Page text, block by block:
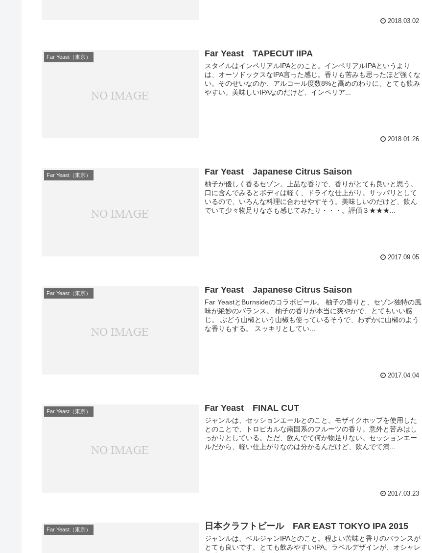
2018.03.02
Far Yeast（東京） Far Yeast TAPECUT IIPA
スタイルはインペリアルIPAとのこと。インペリアルIPAというより
は、オーソドックスなIPA言った感じ。香りも苦みも思ったほど強くな
い。そのせいなのか、アルコール度数8%と高めのわりに、とても飲み
やすい。美味しいIPAなのだけど、インペリア...
2018.01.26
Far Yeast（東京） Far Yeast Japanese Citrus Saison
柚子が優しく香るセゾン。上品な香りで、香りがとても良いと思う。
口に含んでみるとボディは軽く、ドライな仕上がり。サッパリとして
いるので、いろんな料理に合わせやすそう。美味しいのだけど、飲ん
でいて少々物足りなさも感じてみたり・・・。評価３★★★...
2017.09.05
Far Yeast（東京） Far Yeast Japanese Citrus Saison
Far YeastとBurnsideのコラボビール。 柚子の香りと、セゾン独特の風
味が絶妙のバランス。 柚子の香りが本当に爽やかで、とてもいい感
じ。 ぶどう山椒という山椒も使っているそうで、わずかに山椒のよう
な香りもする。 スッキリとしてい...
2017.04.04
Far Yeast（東京） Far Yeast FINAL CUT
ジャンルは、セッションエールとのこと。モザイクホップを使用した
とのことで、トロピカルな南国系のフルーツの香り。意外と苦みはし
っかりとしている。ただ、飲んでて何か物足りない。セッションエー
ルだから、軽い仕上がりなのは分かるんだけど、飲んでて満...
2017.03.23
Far Yeast（東京） 日本クラフトビール FAR EAST TOKYO IPA 2015
ジャンルは、ベルジャンIPAとのこと。程よい苦味と香りのバランスが
とても良いです。とても飲みやすいIPA。ラベルデザインが、オシャレ